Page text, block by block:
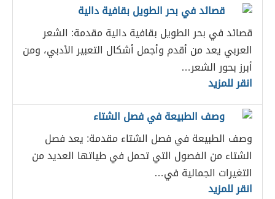
قصائد في بحر الطويل بقافية دالية
قصائد في بحر الطويل بقافية دالية مقدمة: الشعر
العربي يعد من أقدم وأجمل أشكال التعبير الأدبي، ومن
أبرز بحور الشعر…
انقر للمزيد
وصف الطبيعة في فصل الشتاء
وصف الطبيعة في فصل الشتاء مقدمة: يعد فصل
الشتاء من الفصول التي تحمل في طياتها العديد من
التغيرات الجمالية في…
انقر للمزيد